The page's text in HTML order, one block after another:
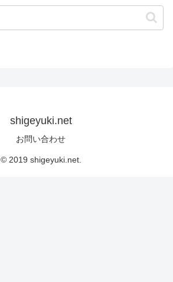
shigeyuki.net
お問い合わせ
© 2019 shigeyuki.net.